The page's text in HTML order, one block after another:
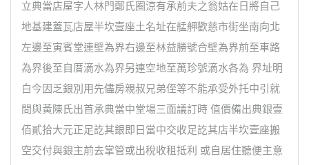
立典當店屋字人林門鄭氏圈涼有承前夫之翁姑在日將自己
地基建蓋瓦店屋半坎壹座土名址在艋舺歡慈市街坐南向北
左邊至寅賓堂連壁為界右邊至林益勝號合壁為界前至車路
為界後至自厝滴水為界另連空地至萬珍號滴水各為 界址明
白今因乏銀別用先儘房親叔兄弟侄等不能承受外托中引就
問與黃陳氏出首承典當中堂場三面議訂時 值價備出典銀壹
佰貳拾大元正足訖其銀即日當中交收足訖其店半坎壹座搬
空交付與銀主前去掌管或出稅收租抵利 或自居住聽便主意